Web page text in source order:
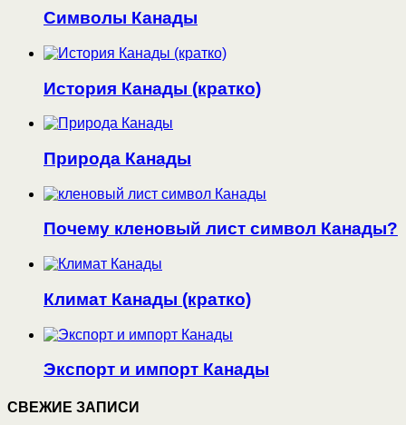
Символы Канады
История Канады (кратко)
Природа Канады
Почему кленовый лист символ Канады?
Климат Канады (кратко)
Экспорт и импорт Канады
СВЕЖИЕ ЗАПИСИ